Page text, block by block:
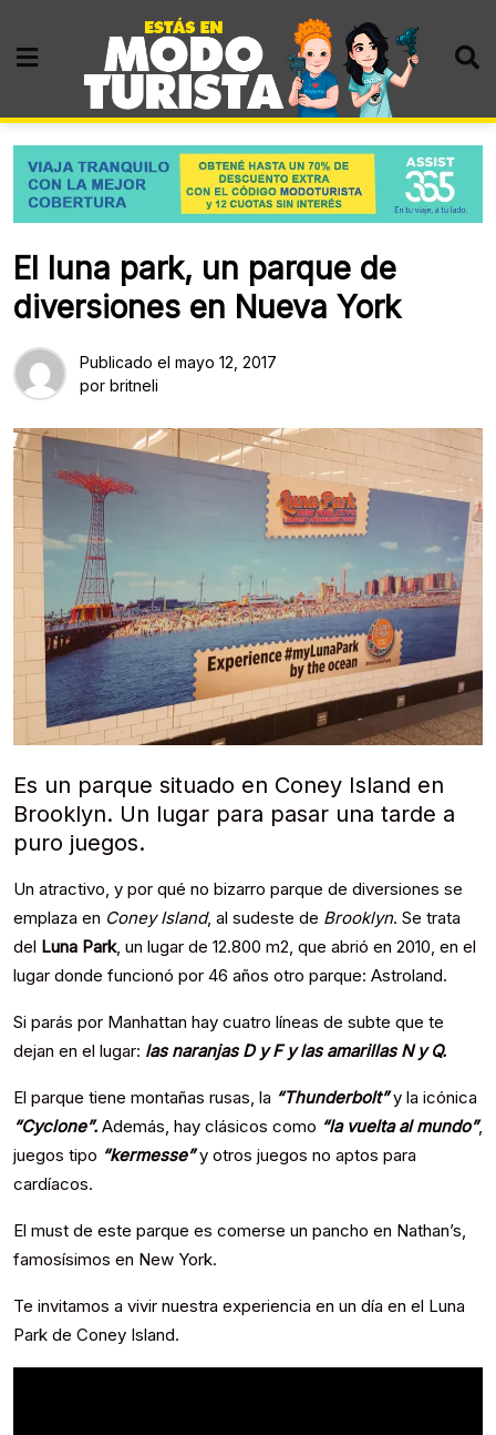
content
El luna park, un parque de
diversiones en Nueva York
Publicado el mayo 12, 2017
por britneli
Es un parque situado en Coney Island en
Brooklyn. Un lugar para pasar una tarde a
puro juegos.
Un atractivo, y por qué no bizarro parque de diversiones se
emplaza en Coney Island, al sudeste de Brooklyn. Se trata
del Luna Park, un lugar de 12.800 m2, que abrió en 2010, en el
lugar donde funcionó por 46 años otro parque: Astroland.
Si parás por Manhattan hay cuatro líneas de subte que te
dejan en el lugar: las naranjas D y F y las amarillas N y Q.
El parque tiene montañas rusas, la “Thunderbolt”y la icónica
“Cyclone”. Además, hay clásicos como “la vuelta al mundo”,
juegos tipo “kermesse”y otros juegos no aptos para
cardíacos.
El must de este parque es comerse un pancho en Nathan’s,
famosísimos en New York.
Te invitamos a vivir nuestra experiencia en un día en el Luna
Park de Coney Island.